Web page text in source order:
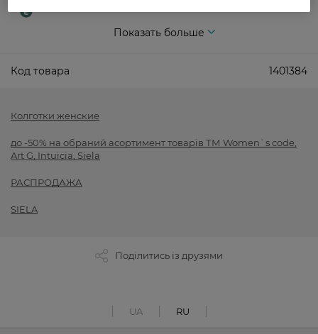
Показать больше
Код товара 1401384
Колготки женские
до -50% на обраний асортимент товарів ТМ Women`s code,
Art G, Intuicia, Siela
РАСПРОДАЖА
SIELA
Поділитись із друзями
UA RU